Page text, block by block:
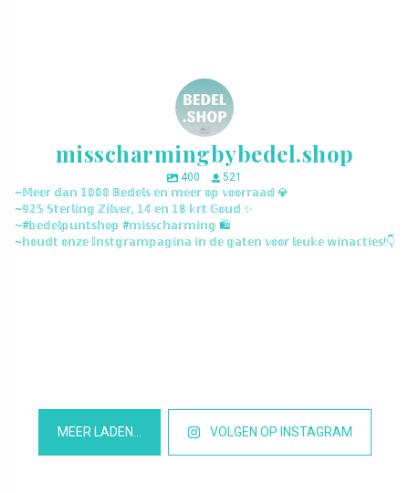
misscharmingbybedel.shop
400
521
~𝕄𝕖𝕖𝕣 𝕕𝕒𝕟 𝟙𝟘𝟘𝟘 𝔹𝕖𝕕𝕖𝕝𝕤 𝕖𝕟 𝕞𝕖𝕖𝕣 𝕠𝕡 𝕧𝕠𝕠𝕣𝕣𝕒𝕒𝕕 💎
~𝟡𝟚𝟝 𝕊𝕥𝕖𝕣𝕝𝕚𝕟𝕘 ℤ𝕚𝕝𝕧𝕖𝕣, 𝟙𝟜 𝕖𝕟 𝟙𝟠 𝕜𝕣𝕥 𝔾𝕠𝕦𝕕 ✨
~#𝕓𝕖𝕕𝕖𝕝𝕡𝕦𝕟𝕥𝕤𝕙𝕠𝕡 #𝕞𝕚𝕤𝕤𝕔𝕙𝕒𝕣𝕞𝕚𝕟𝕘 🛍️
~𝕙𝕠𝕦𝕕𝕥 𝕠𝕟𝕫𝕖 𝕀𝕟𝕤𝕥𝕘𝕣𝕒𝕞𝕡𝕒𝕘𝕚𝕟𝕒 𝕚𝕟 𝕕𝕖 𝕘𝕒𝕥𝕖𝕟 𝕧𝕠𝕠𝕣 𝕝𝕖𝕦𝕜𝕖 𝕨𝕚𝕟𝕒𝕔𝕥𝕚𝕖𝕤!👇
MEER LADEN… VOLGEN OP INSTAGRAM